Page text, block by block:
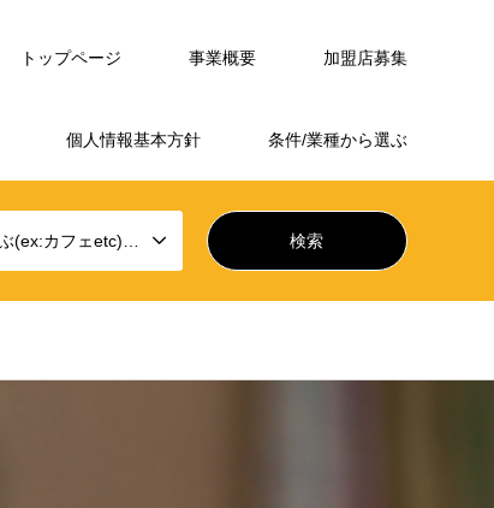
トップページ 事業概要 加盟店募集
個人情報基本方針 条件/業種から選ぶ